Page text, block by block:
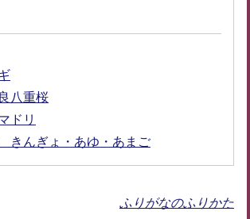
八重桜
ドリ
きんぎょ・あゆ・あまご
ふりがなのふりかた